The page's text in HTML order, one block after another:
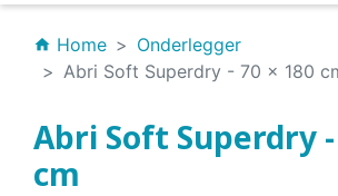
home Home
Onderlegger
Abri Soft Superdry - 70 x 180
Abri Soft Superdry -
cm